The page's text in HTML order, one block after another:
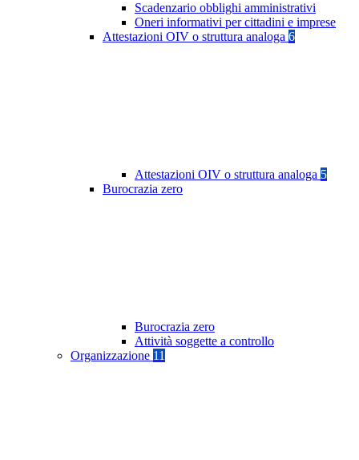
Scadenzario obblighi amministrativi
Oneri informativi per cittadini e imprese
Attestazioni OIV o struttura analoga 6
Attestazioni OIV o struttura analoga 5
Burocrazia zero
Burocrazia zero
Attività soggette a controllo
Organizzazione 11